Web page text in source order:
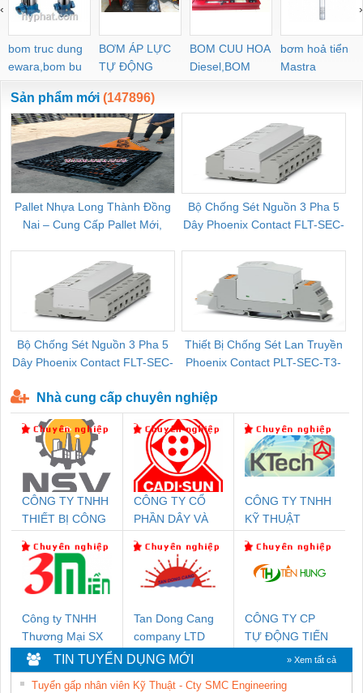
bom truc dung
ewara,bom bu
ewara
BƠM ÁP LỰC
TỰ ĐỘNG
BOM CUU HOA
Diesel,BOM
CHUA CHAY
bơm hoả tiển
Mastra
‹ ›
Sản phẩm mới (147896)
Pallet Nhựa Long Thành Đồng
Nai – Cung Cấp Pallet Mới,
Bộ Chống Sét Nguồn 3 Pha 5
Dây Phoenix Contact FLT-SEC-
Bộ Chống Sét Nguồn 3 Pha 5
Dây Phoenix Contact FLT-SEC-
Thiết Bị Chống Sét Lan Truyền
Phoenix Contact PLT-SEC-T3-
Nhà cung cấp chuyên nghiệp
CÔNG TY TNHH
THIẾT BỊ CÔNG
SETSUBI VIỆT
NAM
CÔNG TY CỔ
PHẦN DÂY VÀ
THƯỢNG ĐÌNH
CÔNG TY TNHH
KỸ THUẬT
NAM
Công ty TNHH
Thương Mại SX
Ba Miền
Tan Dong Cang
company LTD
CÔNG TY CP
TỰ ĐỘNG TIẾN
TIN TUYỂN DỤNG MỚI » Xem tất cả
Tuyển gấp nhân viên Kỹ Thuật - Cty SMC Engineering